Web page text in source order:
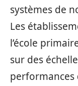
systèmes de
Les
l’école
sur des
performances